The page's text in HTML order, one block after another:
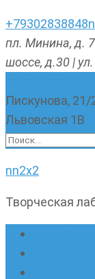
+79302838848
пл. Минина, д.
шоссе, д.30 |
Пискунова,
Львовская 1В
Найти:
nn2x2
Творческая